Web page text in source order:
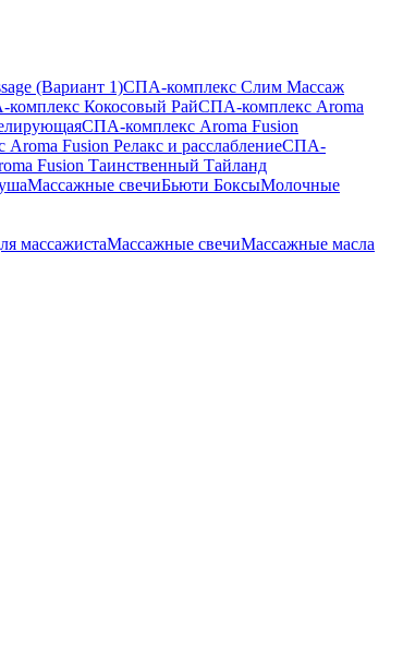
(Вариант 1)СПА-комплекс Слим Массаж
Кокосовый РайСПА-комплекс Aroma
СПА-комплекс Aroma Fusion
Fusion Релакс и расслаблениеСПА-
Fusion Таинственный Тайланд
Массажные свечиБьюти БоксыМолочные
массажистаМассажные свечиМассажные масла